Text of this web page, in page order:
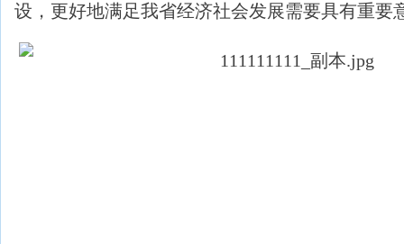
设，更好地满足我省经济社会发展需要具有重要